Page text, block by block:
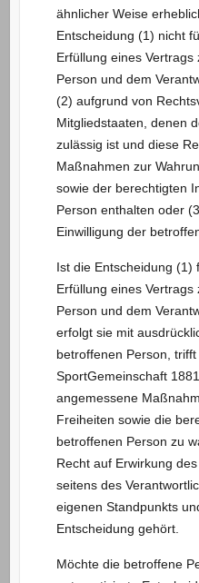
ähnlicher Weise
Entscheidung (1) nicht
Erfüllung eines
Person und dem
(2) aufgrund von
Mitgliedstaaten, denen
zulässig ist und diese
Maßnahmen zur
sowie der berechtigten
Person enthalten oder
Einwilligung der
Ist die Entscheidung (1)
Erfüllung eines
Person und dem
erfolgt sie mit
betroffenen Person,
SportGemeinschaft
angemessene
Freiheiten sowie die
betroffenen Person zu
Recht auf Erwirkung
seitens des
eigenen Standpunkts
Entscheidung gehört.
Möchte die betroffene